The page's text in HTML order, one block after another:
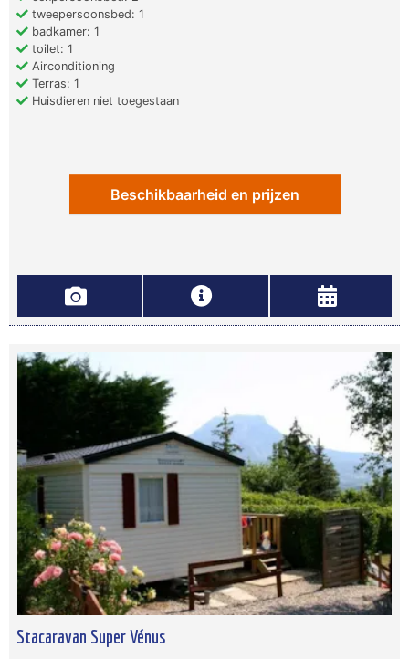
tweepersoonsbed: 1
badkamer: 1
toilet: 1
Airconditioning
Terras: 1
Huisdieren niet toegestaan
Beschikbaarheid en prijzen
Stacaravan Super Vénus